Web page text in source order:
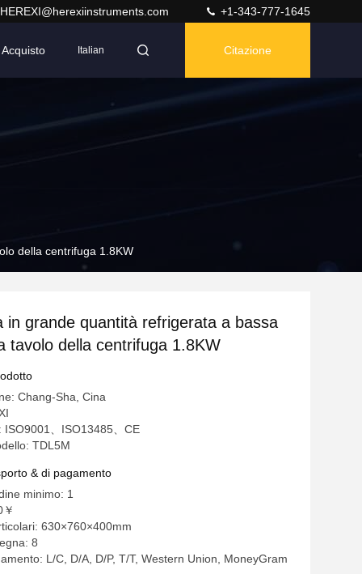
HEREXI@herexiinstruments.com +1-343-777-1645
Acquisto Italian Citazione
della centrifuga 1.8KW
in grande quantità refrigerata a bassa
tavolo della centrifuga 1.8KW
Chang-Sha, Cina
ISO9001、ISO13485、CE
TDL5M
& di pagamento
minimo: 1
630×760×400mm
8
L/C, D/A, D/P, T/T, Western Union, MoneyGram